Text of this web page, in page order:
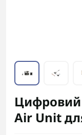
Цифровий
Air Unit